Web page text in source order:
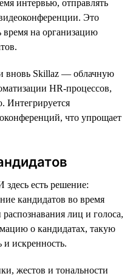
интервью, отправлять
Это
время на организацию
вновь Skillaz — облачную
HR-процессов,
Интегрируется
что упрощает
есть решение:
кандидатов во время
лиц и голоса,
о кандидатах, такую
и искренность.
жестов и тональности